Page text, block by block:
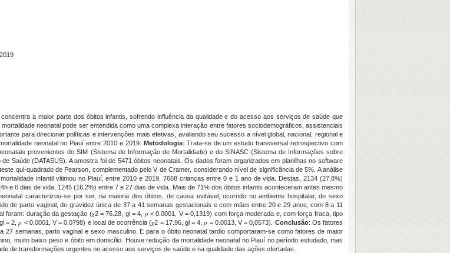
a maior parte dos óbitos infantis, sofrendo influência da qualidade e do acesso aos serviços de saúde que
neonatal pode ser entendida como uma complexa interação entre fatores sociodemográficos, assistenciais
para direcionar políticas e intervenções mais efetivas, avaliando seu sucesso a nível global, nacional, regional e
neonatal no Piauí entre 2010 e 2019. Metodologia: Trata-se de um estudo transversal retrospectivo com
provenientes do SIM (Sistema de Informação de Mortalidade) e do SINASC (Sistema de Informações sobre
Saúde (DATASUS). A amostra foi de 5471 óbitos neonatais. Os dados foram organizados em planilhas no software
qui-quadrado de Pearson, complementado pelo V de Cramer, considerando nível de significância de 5%. A análise
mortalidade infantil vitimou no Piauí, entre 2010 e 2019, 7668 crianças entre 0 e 1 ano de vida. Destas, 2134 (27,8%)
e 6 dias de vida, 1245 (16,2%) entre 7 e 27 dias de vida. Mais de 71% dos óbitos infantis aconteceram antes mesmo
caracterizou-se por ser, na maioria dos óbitos, de causa evitável, ocorrido no ambiente hospitalar, do sexo
de parto vaginal, de gravidez única de 37 a 41 semanas gestacionais e com mães entre 20 e 29 anos, com 8 a 11
duração da gestação (𝜒2 = 76.28, gl = 4, 𝑝 < 0.0001, V = 0,1319) com força moderada e, com força fraca, tipo
2, 𝑝 < 0.0001, V = 0,0798) e local de ocorrência (𝜒2 = 17.96, gl = 4, 𝑝 = 0.0013, V = 0,0573). Conclusão: Os fatores
semanas, parto vaginal e sexo masculino. E para o óbito neonatal tardio comportaram-se como fatores de maior
muito baixo peso e óbito em domicílio. Houve redução da mortalidade neonatal no Piauí no período estudado, mas
de transformações urgentes no acesso aos serviços de saúde e na qualidade das ações ofertadas.